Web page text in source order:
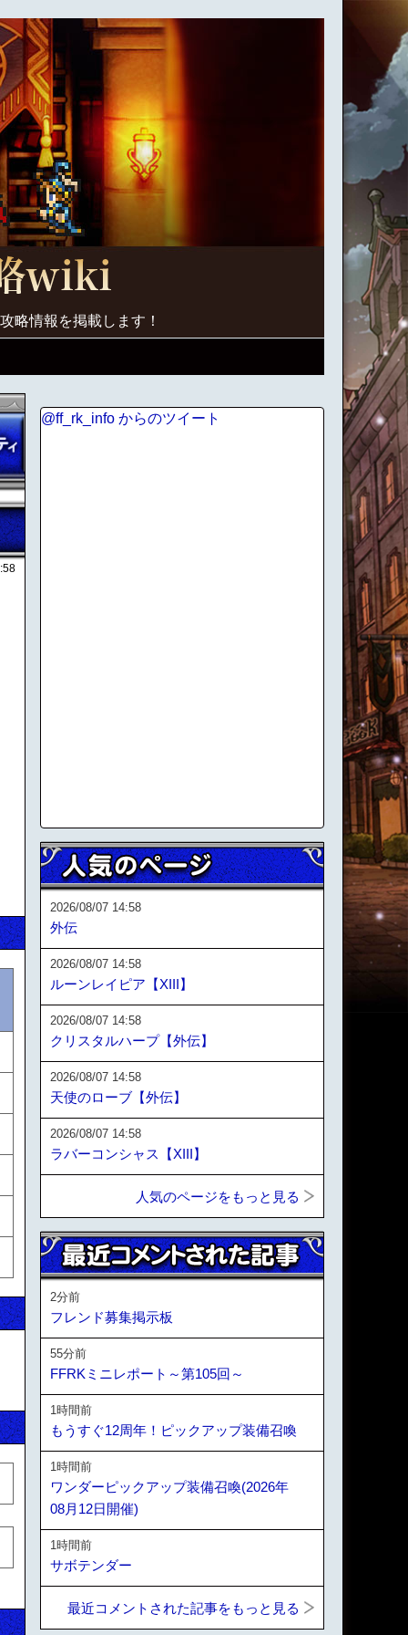
略情報を掲載します！
@ff_rk_info からのツイート
2026/08/07 14:58
外伝
2026/08/07 14:58
ルーンレイピア【XIII】
2026/08/07 14:58
クリスタルハープ【外伝】
2026/08/07 14:58
天使のローブ【外伝】
2026/08/07 14:58
ラバーコンシャス【XIII】
人気のページをもっと見る
2分前
フレンド募集掲示板
55分前
FFRKミニレポート～第105回～
1時間前
もうすぐ12周年！ピックアップ装備召喚
1時間前
ワンダーピックアップ装備召喚(2026年
08月12日開催)
1時間前
サボテンダー
最近コメントされた記事をもっと見る